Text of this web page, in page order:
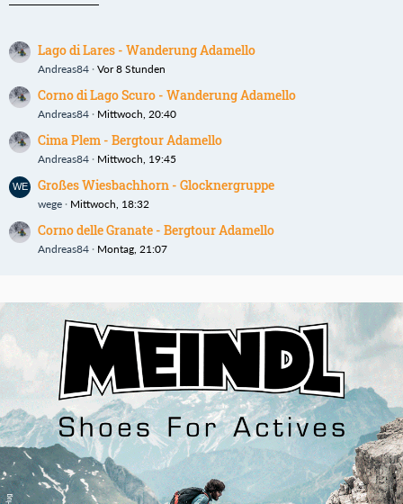
Lago di Lares - Wanderung Adamello
Andreas84 Vor 8 Stunden
Corno di Lago Scuro - Wanderung Adamello
Andreas84 Mittwoch, 20:40
Cima Plem - Bergtour Adamello
Andreas84 Mittwoch, 19:45
Großes Wiesbachhorn - Glocknergruppe
wege Mittwoch, 18:32
Corno delle Granate - Bergtour Adamello
Andreas84 Montag, 21:07